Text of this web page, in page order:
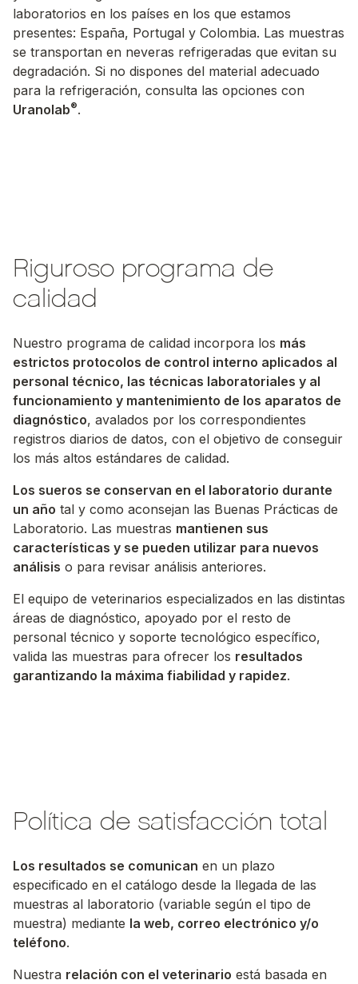
laboratorios en los países en los que estamos
presentes: España, Portugal y Colombia. Las muestras
se transportan en neveras refrigeradas que evitan su
degradación. Si no dispones del material adecuado
para la refrigeración, consulta las opciones con
Uranolab®.
Riguroso programa de
calidad
Nuestro programa de calidad incorpora los más
estrictos protocolos de control interno aplicados al
personal técnico, las técnicas laboratoriales y al
funcionamiento y mantenimiento de los aparatos de
diagnóstico, avalados por los correspondientes
registros diarios de datos, con el objetivo de conseguir
los más altos estándares de calidad.
Los sueros se conservan en el laboratorio durante
un año tal y como aconsejan las Buenas Prácticas de
Laboratorio. Las muestras mantienen sus
características y se pueden utilizar para nuevos
análisis o para revisar análisis anteriores.
El equipo de veterinarios especializados en las distintas
áreas de diagnóstico, apoyado por el resto de
personal técnico y soporte tecnológico específico,
valida las muestras para ofrecer los resultados
garantizando la máxima fiabilidad y rapidez.
Política de satisfacción total
Los resultados se comunican en un plazo
especificado en el catálogo desde la llegada de las
muestras al laboratorio (variable según el tipo de
muestra) mediante la web, correo electrónico y/o
teléfono.
Nuestra relación con el veterinario está basada en